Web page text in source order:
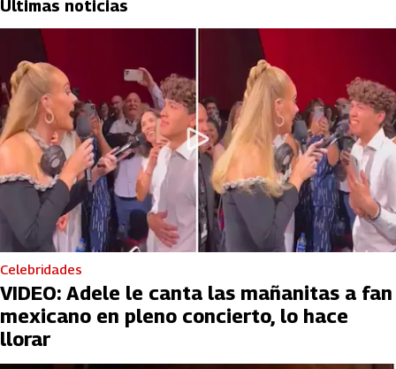
Últimas noticias
Celebridades
VIDEO: Adele le canta las mañanitas a fan
mexicano en pleno concierto, lo hace
llorar